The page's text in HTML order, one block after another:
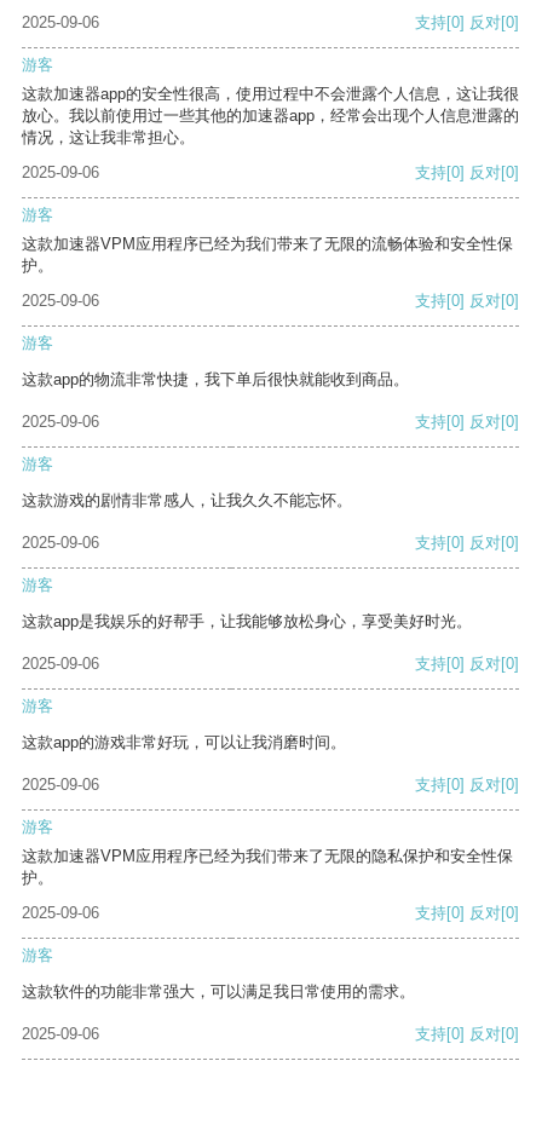
2025-09-06
支持[0] 反对[0]
游客
这款加速器app的安全性很高，使用过程中不会泄露个人信息，这让我很
放心。我以前使用过一些其他的加速器app，经常会出现个人信息泄露的
情况，这让我非常担心。
2025-09-06
支持[0] 反对[0]
游客
这款加速器VPM应用程序已经为我们带来了无限的流畅体验和安全性保
护。
2025-09-06
支持[0] 反对[0]
游客
这款app的物流非常快捷，我下单后很快就能收到商品。
2025-09-06 支持[0] 反对[0]
游客
这款游戏的剧情非常感人，让我久久不能忘怀。
2025-09-06 支持[0] 反对[0]
游客
这款app是我娱乐的好帮手，让我能够放松身心，享受美好时光。
2025-09-06 支持[0] 反对[0]
游客
这款app的游戏非常好玩，可以让我消磨时间。
2025-09-06 支持[0] 反对[0]
游客
这款加速器VPM应用程序已经为我们带来了无限的隐私保护和安全性保
护。
2025-09-06
支持[0] 反对[0]
游客
这款软件的功能非常强大，可以满足我日常使用的需求。
2025-09-06 支持[0] 反对[0]